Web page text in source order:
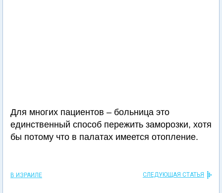
Для многих пациентов – больница это
единственный способ пережить заморозки, хотя
бы потому что в палатах имеется отопление.
В ИЗРАИЛЕ СЛЕДУЮЩАЯ СТАТЬЯ